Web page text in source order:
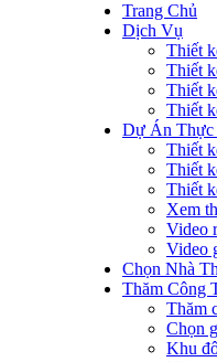
Trang Chủ
Dịch Vụ
Thiết
Thiết
Thiết
Thiết
Dự Án Thực
Thiết
Thiết
Thiết
Xem
Video
Video
Chọn Nhà
Thăm Công
Thăm
Chọn
Khu